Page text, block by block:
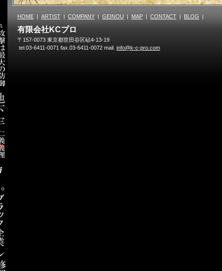
HOME | ARTIST | COMPANY | GEINOU | MAP | CONTACT | BLOG |
有限会社KCプロ
〒157-0073 東京都世田谷区砧4-13-19
tel.03-6411-0071 fax.03-6411-0072 mail. info@k-c-pro.com